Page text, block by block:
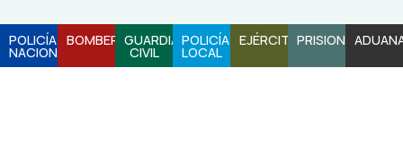
POLICÍA
NACIONAL
BOMBEROSGUARDIA
CIVIL
POLICÍA
LOCAL
EJÉRCITOPRISIONES